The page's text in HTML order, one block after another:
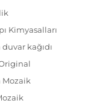
Kimyasalları
kağıdı
Mozaik